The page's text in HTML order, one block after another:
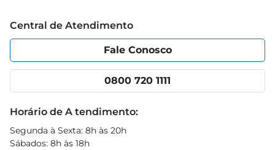
Política de Privacidade
Portal do fornecedor
Cencosud Media
Código de Ética
App Prezunic
Central de Atendimento
Fale Conosco
0800 720 1111
Horário de A tendimento:
Segunda à Sexta: 8h às 20h
Sábados: 8h às 18h